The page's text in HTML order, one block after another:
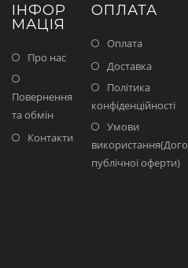
ІНФОР
МАЦІЯ
Про нас
Повернення
та обмін
Контакти
ОПЛАТА
Оплата
Доставка
Політика
конфіденційності
Умови
публічної оферти)